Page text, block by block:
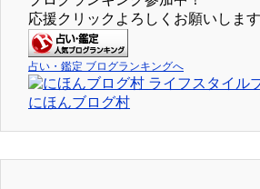
応援クリックよろしくお願いします
占い・鑑定 ブログランキングへ
にほんブログ村